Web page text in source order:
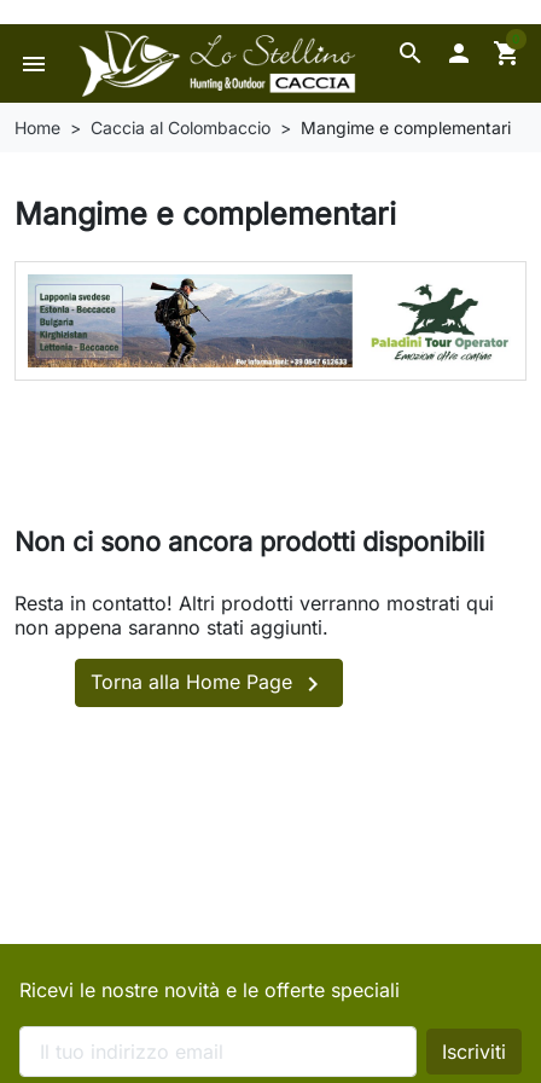
search
menu  shopping_cart
0
Home Caccia al Colombaccio Mangime e complementari
Mangime e complementari
Non ci sono ancora prodotti disponibili
Resta in contatto! Altri prodotti verranno mostrati qui
non appena saranno stati aggiunti.
Torna alla Home Page 
Ricevi le nostre novità e le offerte speciali